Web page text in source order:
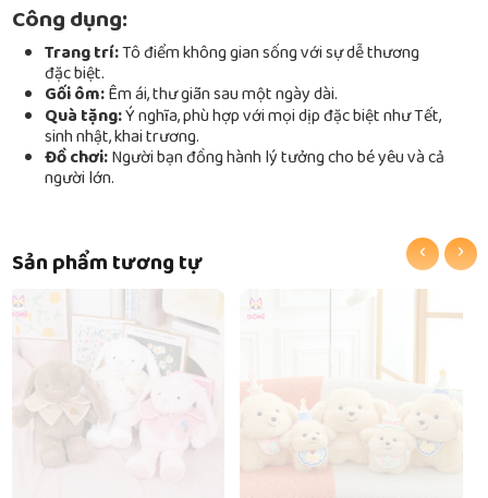
Công dụng:
Trang trí:Tô điểm không gian sống với sự dễ thương
đặc biệt.
Gối ôm:Êm ái, thư giãn sau một ngày dài.
Quà tặng:Ý nghĩa, phù hợp với mọi dịp đặc biệt như Tết,
sinh nhật, khai trương.
Đồ chơi:Người bạn đồng hành lý tưởng cho bé yêu và cả
người lớn.
Sản phẩm tương tự ‹ ›